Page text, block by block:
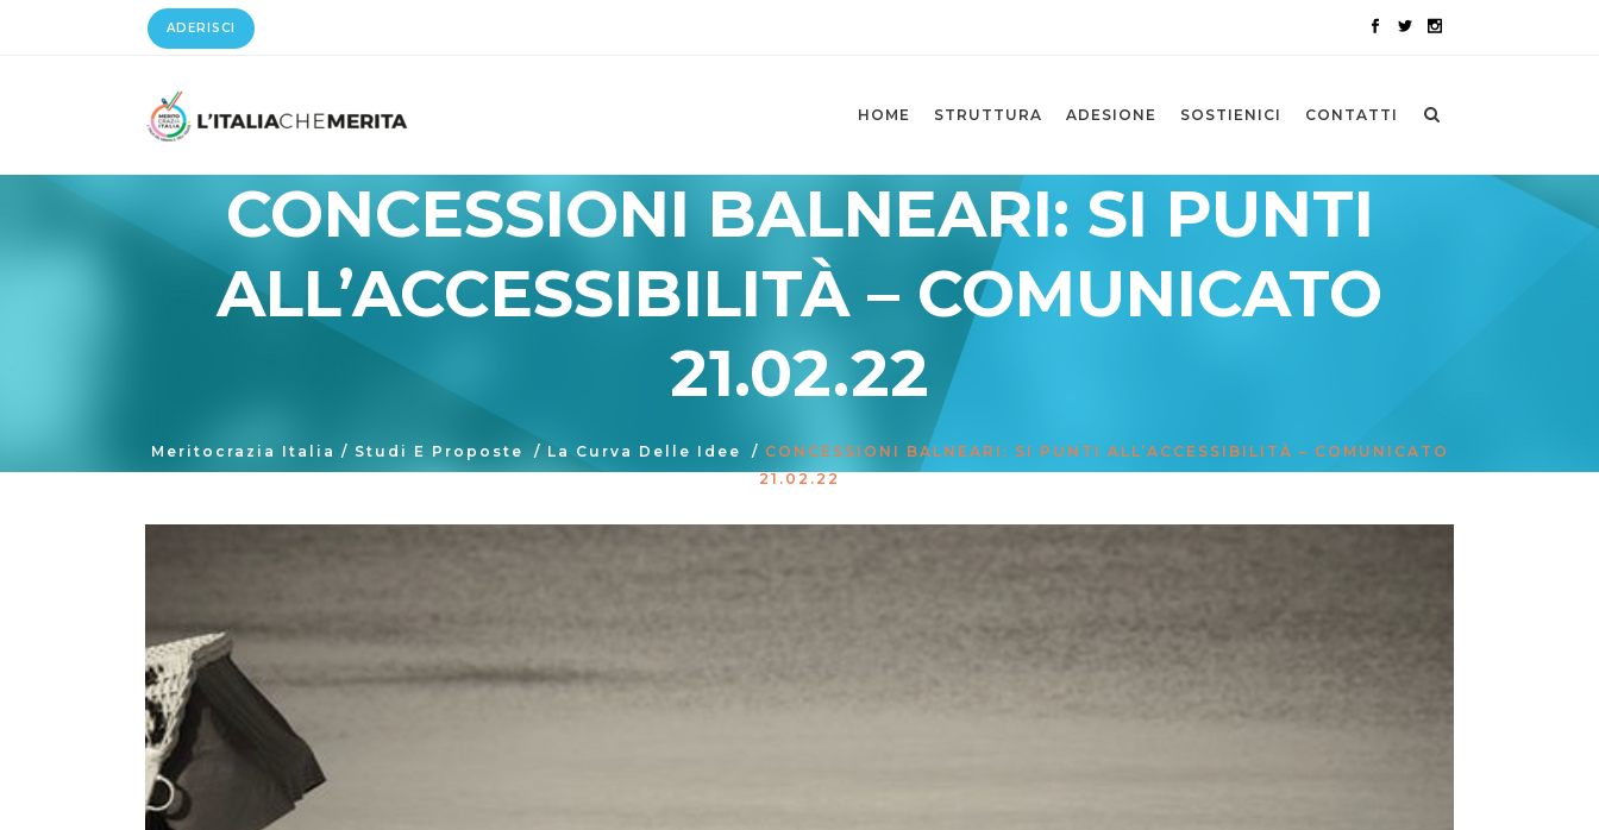
ADERISCI
HOME STRUTTURA ADESIONE SOSTIENICI CONTATTI
CONCESSIONI BALNEARI: SI PUNTI
ALL’ACCESSIBILITÀ – COMUNICATO
21.02.22
Meritocrazia Italia / Studi E Proposte / La Curva Delle Idee / CONCESSIONI BALNEARI: SI PUNTI ALL’ACCESSIBILITÀ – COMUNICATO
21.02.22